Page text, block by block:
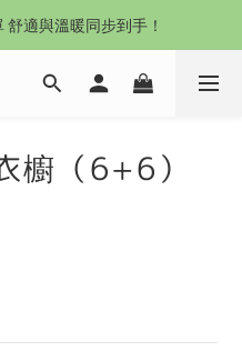
艙到商務艙一次擁有
適與溫暖同步到手！
，驚喜下殺中！
櫥（6+6）